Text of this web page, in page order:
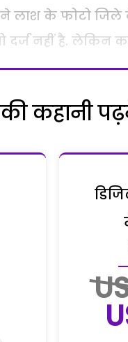
लाश के फोटो
नहीं है. लेकिन
कहानी